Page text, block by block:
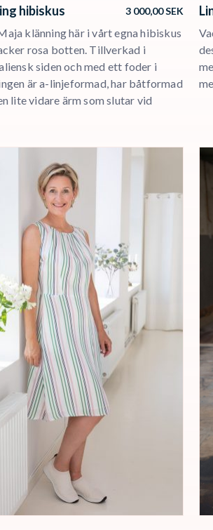
hibiskus 3 000,00SEK
klänning här i vårt egna hibiskus
rosa botten. Tillverkad i
siden och med ett foder i
är a-linjeformad, har båtformad
lite vidare ärm som slutar vid